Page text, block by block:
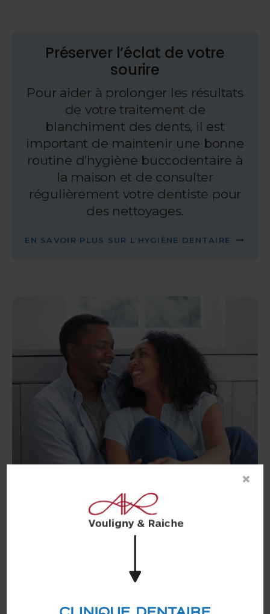
Préserver l’éclat de votre
sourire
Pour aider à prolonger les résultats
de votre traitement de
blanchiment des dents, il est
important de maintenir une bonne
routine d’hygiène buccodentaire à
la maison et de consulter
régulièrement votre dentiste pour
des nettoyages.
EN SAVOIR PLUS SUR L’HYGIÈNE DENTAIRE
Pourquoi choisir le blanchiment des dents?
gens remarquent. Un sourire plus éclatant peut
non seulement aider à améliorer votre apparence,
×